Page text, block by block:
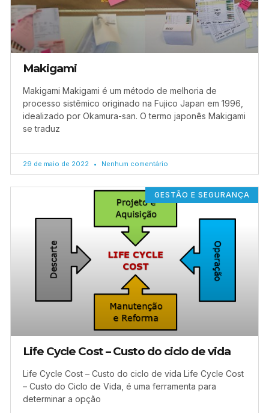
Makigami
Makigami Makigami é um método de melhoria de
processo sistêmico originado na Fujico Japan em 1996,
idealizado por Okamura-san. O termo japonês Makigami
se traduz
29 de maio de 2022 Nenhum comentário
GESTÃO E SEGURANÇA
Life Cycle Cost – Custo do ciclo de vida
Life Cycle Cost – Custo do ciclo de vida Life Cycle Cost
– Custo do Ciclo de Vida, é uma ferramenta para
determinar a opção